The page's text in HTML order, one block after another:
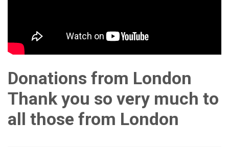
Donations from London
Thank you so very much to
all those from London